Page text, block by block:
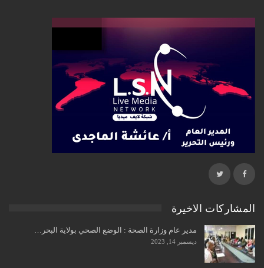
المشاركات الاخيرة
مدير عام وزارة الصحة : الوضع الصحي بولاية البحر…
ديسمبر 14, 2023